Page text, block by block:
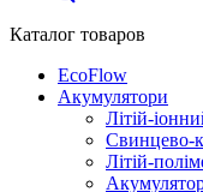
Каталог товаров
EcoFlow
Акумулятори
Літій-
Свинцево-
Літій-